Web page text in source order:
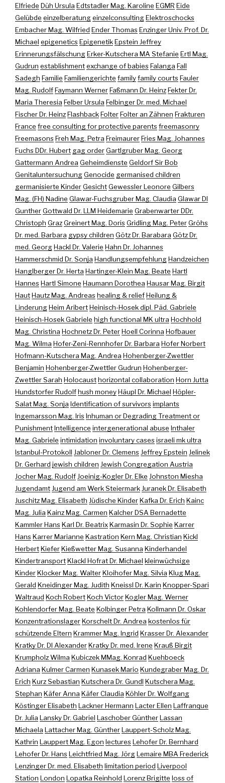
Elfriede Düh Ursula Edtstadler Mag. Karoline EGMR Eide
Gelübde einzelberatungeinzelconsultingElektroschocks
Embacher Mag. Wilfried Ender ThomasEnzinger Univ. Prof. Dr.
Michael epigeneticsEpigenetikEpstein Jeffrey
ErinnerungsfälschungErker-Kutschera MA Stefanie Ertl Mag.
Gudrun establishmentexchange of babiesFalanga Fall
Sadegh Familie Familiengerichte familyfamily courtsFauler
Mag. RudolfFaymann WernerFaßmann Dr. HeinzFekter Dr.
Maria Theresia Felber Ursula Felbinger Dr. med. Michael
Fischer Dr. HeinzFlashbackFolterFolter an Zähnen Frakturen
France free consulting for protective parentsfreemasonry
FreemasonsFreh Mag. Petra FreimaurerFries Mag. Johannes
Fuchs DDr. Hubert gag orderGartlgruber Mag. Georg
Gattermann Andrea Geheimdienste Geldorf Sir Bob
GenitaluntersuchungGenocide germanised children
germanisierte KinderGesichtGewessler Leonore Gilbers
Mag. (FH) Nadine Glawar-Fuchsgruber Mag. Claudia Glawar DI
GuntherGottwald Dr. LLM Heidemarie Grabenwarter DDr.
Christoph GrazGreinert Mag. DorisGridling Mag. PeterGröhs
Dr. med. Barbara gypsy children Götz Dr. Barabara Götz Dr.
med. GeorgHackl Dr. Valerie Hahn Dr. Johannes
Hammerschmid Dr. Sonja HandlungsempfehlungHandzeichen
Hanglberger Dr. Herta Hartinger-Klein Mag. Beate Hartl
HannesHartl Simone Haumann Dorothea Hausar Mag. Birgit
HautHautz Mag. Andreashealing & reliefHeilung &
LinderungHeim AribertHeinisch-Hosek dipl. Päd. Gabriele
Heinisch-Hosek Gabriele high functional MK ultra Hochhold
Mag. Christina Hochnetz Dr. PeterHoell Corinna Hofbauer
Mag. Wilma Hofer-Zeni-Rennhofer Dr. Barbara Hofer Norbert
Hofmann-Kutschera Mag. Andrea Hohenberger-Zwettler
Benjamin Hohenberger-Zwettler Gudrun Hohenberger-
Zwettler Sarah Holocausthorizontal collaboration Horn Jutta
Hundstorfer Rudolfhush moneyHäupl Dr. Michael Höpler-
Salat Mag. Sonja Identification of survivorsimplants
Ingemarsson Mag. IrisInhuman or Degrading Treatment or
PunishmentIntelligence intergenerational abuse Inthaler
Mag. Gabriele intimidation involuntary casesisraeli mk ultra
Istanbul-Protokoll Jabloner Dr. ClemensJeffrey Epstein Jelinek
Dr. Gerhard jewish children Jewish Congregation Austria
Jocher Mag. RudolfJoeinig-Kogler Dr. Elke Johnston Miesha
JugendamtJugend am Werk SteiermarkJuranek Dr. Elisabeth
Juschitz Mag. Elisabeth Jüdische KinderKafka Dr. Erich Kainc
Mag. Julia Kainz Mag. Carmen Kalcher DSA Bernadette
Kammler HansKarl Dr. BeatrixKarmasin Dr. Sophie Karrer
HansKarrer Marianne Kastration Kern Mag. Christian Kickl
HerbertKieferKießwetter Mag. Susanna Kinderhandel
KindertransportKlackl Hofrat Dr. Michael kleinwüchsige
KinderKlocker Mag. WalterKloihofer Mag. Silvia Klug Mag.
Gerald Kneidinger Mag. Judith Kneissl Dr. Karin Knopper-Spari
Waltraud Koch RobertKoch VictorKogler Mag. Werner
Kohlendorfer Mag. Beate Kolbinger Petra Kollmann Dr. Oskar
KonzentrationslagerKorschelt Dr. Andrea kostenlos für
schützende Eltern Krammer Mag. Ingrid Krasser Dr. Alexander
Kratky Dr. DI AlexanderKratky Dr. med. Irene Krauß Birgit
Krumpholz Wilma Kubiczek MMag. Konrad Kuehboeck
Adriana Kulmer Carmen Kunasek Mario Kundegraber Mag. Dr.
Erich Kurz Sebastian Kutschera Dr. Gundl Kutschera Mag.
Stephan Käfer Anna Käfer Claudia Köhler Dr. Wolfgang
Köstinger Elisabeth Lackner Hermann Lacter Ellen Laffranque
Dr. Julia Lansky Dr. Gabriel Laschober GüntherLassan
Michaela Lattacher Mag. GüntherLauppert-Scholz Mag.
Kathrin Lauppert Mag. Egon lecturesLehofer Dr. Bernhard
Lehofer Dr. HansLeichtfried Mag. JörgLemaire MBA Frederick
Lenzinger Dr. med. Elisabeth limitation period Liverpool
Station London Lopatka Reinhold Lorenz Brigitte loss of